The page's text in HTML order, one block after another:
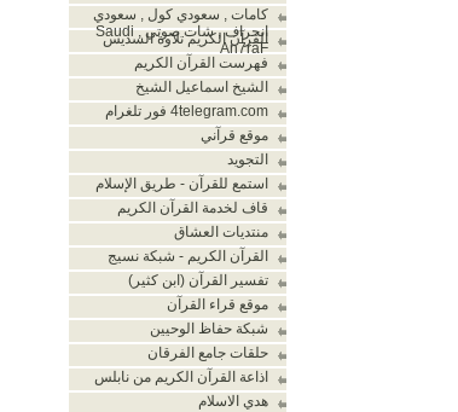
كامات , سعودي كول , سعودي
انحراف , شات صوتي , Saudi
An7raF
القرآن الكريم تلاوة السديس
فهرست القرآن الكريم
الشيخ اسماعيل الشيخ
4telegram.com فور تلغرام
موقع قرآني
التجويد
استمع للقرآن - طريق الإسلام
قاف لخدمة القرآن الكريم
منتديات العشاق
القرآن الكريم - شبكة نسيج
تفسير القرآن (ابن كثير)
موقع قراء القرآن
شبكة حفاظ الوحيين
حلقات جامع الفرقان
اذاعة القرآن الكريم من نابلس
هدي الاسلام